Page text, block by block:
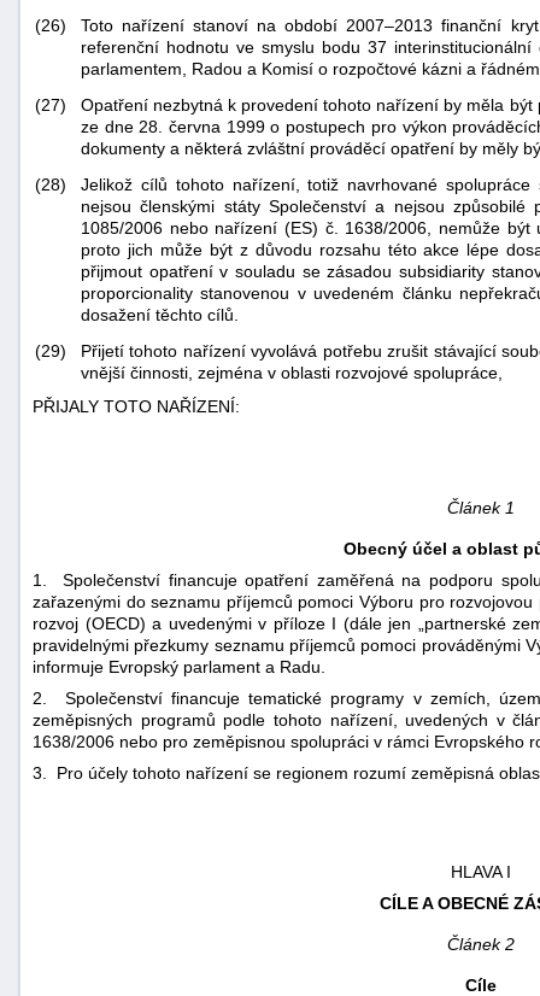
(26)
Toto nařízení stanoví na období 2007–2013 finanční
referenční hodnotu ve smyslu bodu 37
parlamentem, Radou a Komisí o rozpočtové kázni a
(27)
Opatření nezbytná k provedení tohoto nařízení by měla
ze dne 28. června 1999 o postupech pro výkon
dokumenty a některá zvláštní prováděcí opatření by měly
(28)
Jelikož cílů tohoto nařízení, totiž navrhované
nejsou členskými státy Společenství a nejsou
1085/2006 nebo nařízení (ES) č. 1638/2006, nemůže
proto jich může být z důvodu rozsahu této akce lépe
přijmout opatření v souladu se zásadou subsidiarity
proporcionality stanovenou v uvedeném článku
dosažení těchto cílů.
(29)
Přijetí tohoto nařízení vyvolává potřebu zrušit stávající
vnější činnosti, zejména v oblasti rozvojové spolupráce,
PŘIJALY TOTO NAŘÍZENÍ:
Článek 1
Obecný účel a oblast
1. Společenství financuje opatření zaměřená na podporu
zařazenými do seznamu příjemců pomoci Výboru pro
rozvoj (OECD) a uvedenými v příloze I (dále jen „partnerské
pravidelnými přezkumy seznamu příjemců pomoci prováděnými
informuje Evropský parlament a Radu.
2. Společenství financuje tematické programy v zemích,
zeměpisných programů podle tohoto nařízení, uvedených v
1638/2006 nebo pro zeměpisnou spolupráci v rámci Evropského
3. Pro účely tohoto nařízení se regionem rozumí zeměpisná
HLAVA I
CÍLE A OBECNÉ
Článek 2
Cíle